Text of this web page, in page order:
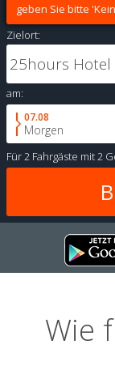
geben Sie bitte
Zielort:
am:
07.08
Morgen
Für2 Fahrgäste mit2
Wie